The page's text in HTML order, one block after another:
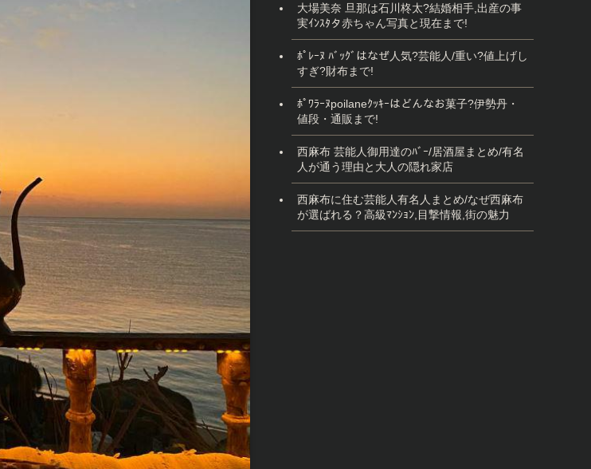
大場美奈 旦那は石川柊太?結婚相手,出産の事
実ｲﾝｽﾀタ赤ちゃん写真と現在まで!
ﾎﾟﾚｰﾇ ﾊﾞｯｸﾞはなぜ人気?芸能人/重い?値上げし
すぎ?財布まで!
ﾎﾟﾜﾗｰﾇpoilaneｸｯｷｰはどんなお菓子?伊勢丹・
値段・通販まで!
西麻布 芸能人御用達のﾊﾞｰ/居酒屋まとめ/有名
人が通う理由と大人の隠れ家店
西麻布に住む芸能人有名人まとめ/なぜ西麻布
が選ばれる？高級ﾏﾝｼｮﾝ,目撃情報,街の魅力